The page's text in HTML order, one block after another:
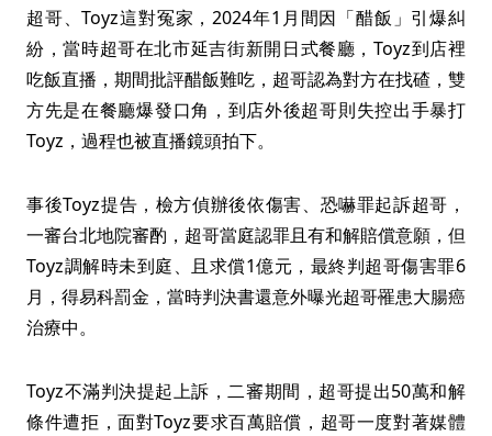
超哥、Toyz這對冤家，2024年1月間因「醋飯」引爆糾
紛，當時超哥在北市延吉街新開日式餐廳，Toyz到店裡
吃飯直播，期間批評醋飯難吃，超哥認為對方在找碴，雙
方先是在餐廳爆發口角，到店外後超哥則失控出手暴打
Toyz，過程也被直播鏡頭拍下。
事後Toyz提告，檢方偵辦後依傷害、恐嚇罪起訴超哥，
一審台北地院審酌，超哥當庭認罪且有和解賠償意願，但
Toyz調解時未到庭、且求償1億元，最終判超哥傷害罪6
月，得易科罰金，當時判決書還意外曝光超哥罹患大腸癌
治療中。
Toyz不滿判決提起上訴，二審期間，超哥提出50萬和解
條件遭拒，面對Toyz要求百萬賠償，超哥一度對著媒體